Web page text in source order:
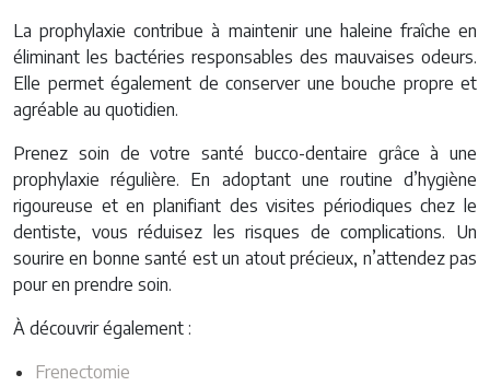
La prophylaxie contribue à maintenir une haleine fraîche en
éliminant les bactéries responsables des mauvaises odeurs.
Elle permet également de conserver une bouche propre et
agréable au quotidien.
Prenez soin de votre santé bucco-dentaire grâce à une
prophylaxie régulière. En adoptant une routine d’hygiène
rigoureuse et en planifiant des visites périodiques chez le
dentiste, vous réduisez les risques de complications. Un
sourire en bonne santé est un atout précieux, n’attendez pas
pour en prendre soin.
À découvrir également :
Frenectomie